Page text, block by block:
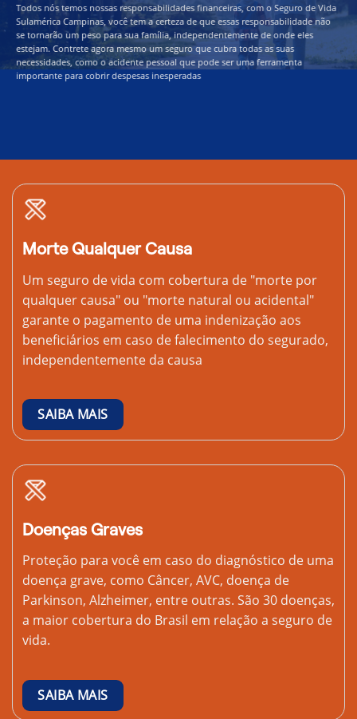
Todos nós temos nossas responsabilidades financeiras, com o Seguro de Vida
Sulamérica Campinas, você tem a certeza de que essas responsabilidade não
se tornarão um peso para sua família, independentemente de onde eles
estejam. Contrete agora mesmo um seguro que cubra todas as suas
necessidades, como o acidente pessoal que pode ser uma ferramenta
importante para cobrir despesas inesperadas
Morte Qualquer Causa
Um seguro de vida com cobertura de "morte por
qualquer causa" ou "morte natural ou acidental"
garante o pagamento de uma indenização aos
beneficiários em caso de falecimento do segurado,
independentemente da causa
SAIBA MAIS
Doenças Graves
Proteção para você em caso do diagnóstico de uma
doença grave, como Câncer, AVC, doença de
Parkinson, Alzheimer, entre outras. São 30 doenças,
a maior cobertura do Brasil em relação a seguro de
vida.
SAIBA MAIS